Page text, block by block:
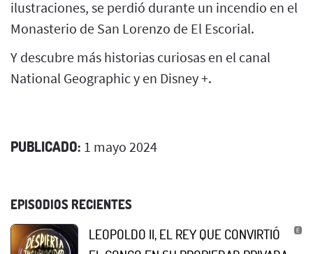
ilustraciones, se perdió durante un incendio en el
Monasterio de San Lorenzo de El Escorial.
Y descubre más historias curiosas en el canal
National Geographic y en Disney +.
PUBLICADO: 1 mayo 2024
EPISODIOS RECIENTES
LEOPOLDO II, EL REY QUE CONVIRTIÓ